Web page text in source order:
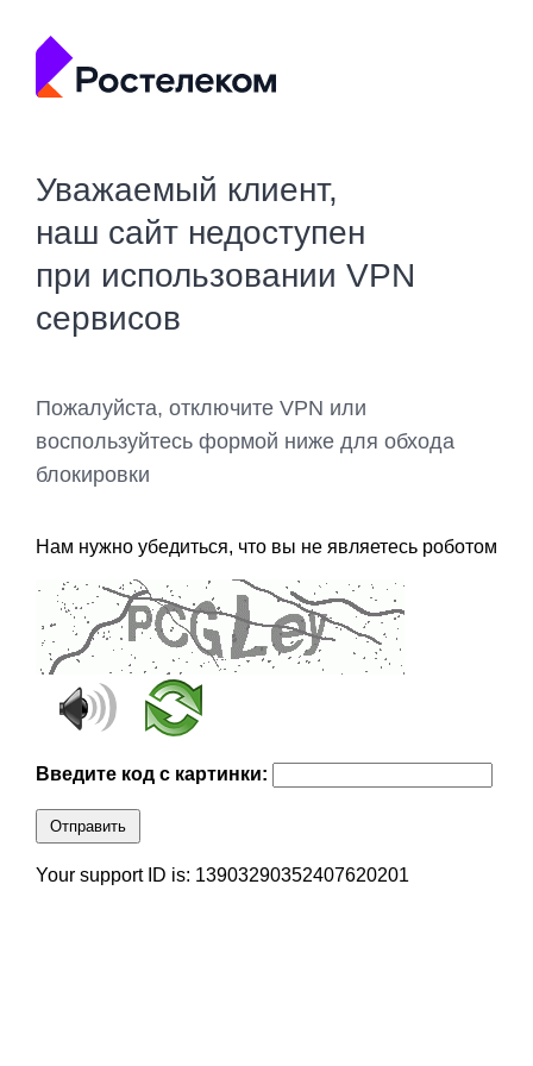
Уважаемый клиент,
наш сайт недоступен
при использовании VPN
сервисов
Пожалуйста, отключите VPN или
воспользуйтесь формой ниже для обхода
блокировки
Нам нужно убедиться, что вы не являетесь роботом
Введите код с картинки:
Отправить
Your support ID is: 13903290352407620201